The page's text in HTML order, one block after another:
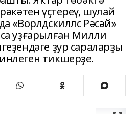
үҫтереү, шулай
«Ворлдскиллс Рәсәй»
уҙғарылған Милли
ҙур сараларҙы
тикшерҙе.